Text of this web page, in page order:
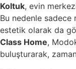
Koltuk, evin
Bu nedenle sadece
estetik olarak da
Class Home,
buluşturarak,